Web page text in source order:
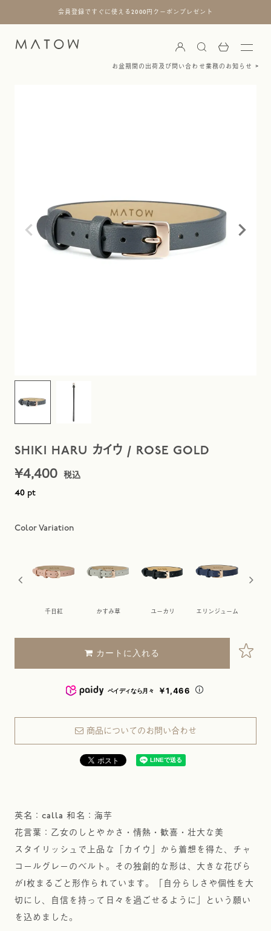
会員登録ですぐに使える2000円クーポンプレゼント
お盆期間の出荷及び問い合わせ業務のお知らせ
SHIKI HARU カイウ / ROSE GOLD
¥4,400
40 pt
千日紅 かすみ草 ユーカリ エリンジューム
カートに入れる
ペイディなら月々 ￥1,466
商品についてのお問い合わせ
英名：calla 和名：海芋
花言葉：乙女のしとやかさ・情熱・歓喜・壮大な美
スタイリッシュで上品な「カイウ」から着想を得た、チャ
コールグレーのベルト。その独創的な形は、大きな花びら
が1枚まるごと形作られています。「自分らしさや個性を大
切にし、自信を持って日々を過ごせるように」という願い
を込めました。